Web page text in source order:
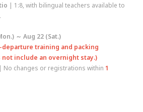
| 1:8, with bilingual teachers available to
～ Aug 22 (Sat.)
training and packing
include an overnight stay.)
| No changes or registrations within1